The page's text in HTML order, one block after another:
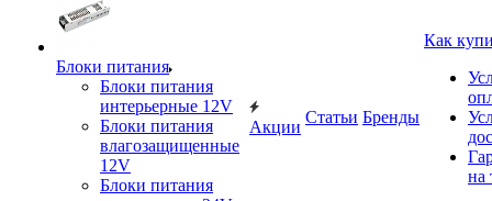
Блоки питания
Блоки питания
интерьерные 12V
Блоки питания
влагозащищенные
12V
Блоки питания
Акции
Статьи Бренды
Как
на